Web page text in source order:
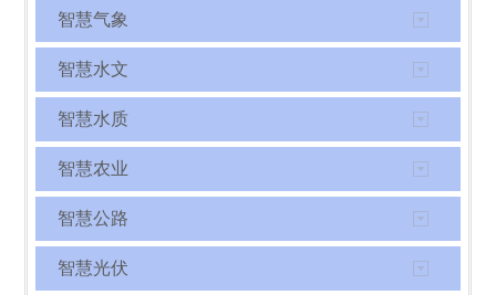
智慧气象
智慧水文
智慧水质
智慧农业
智慧公路
智慧光伏